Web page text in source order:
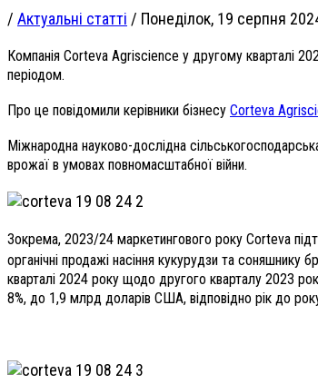
/ Актуальні статті / Понеділок, 19 серпня
Компанія Corteva Agriscience у другому кварталі
періодом.
Про це повідомили керівники бізнесу Corteva
Міжнародна науково-дослідна
врожаї в умовах повномасштабної війни.
Зокрема, 2023/24 маркетингового року Corteva
органічні продажі насіння кукурудзи та соняшнику
кварталі 2024 року щодо другого кварталу 2023
8%, до 1,9 млрд доларів США, відповідно рік до